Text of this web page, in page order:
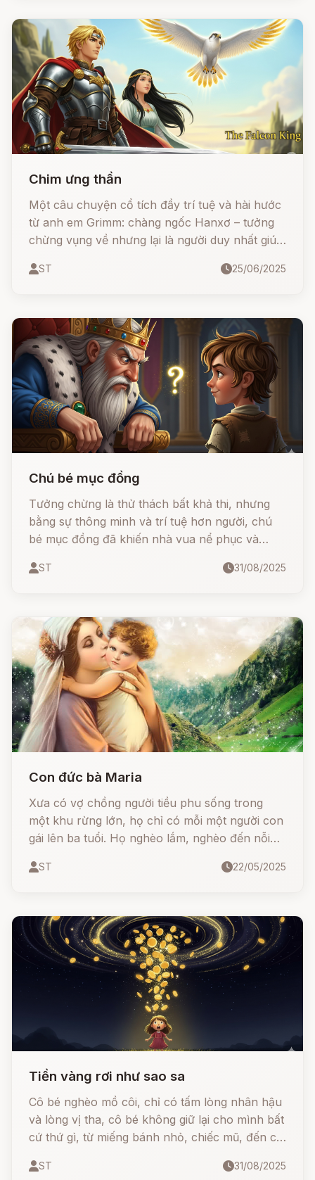
Chim ưng thần
Một câu chuyện cổ tích đầy trí tuệ và hài hước
từ anh em Grimm: chàng ngốc Hanxơ – tưởng
chừng vụng về nhưng lại là người duy nhất giúp
lừa nhà vua tham lam và cuối cùng cưới được
ST 25/06/2025
Chú bé mục đồng
Tưởng chừng là thử thách bất khả thi, nhưng
bằng sự thông minh và trí tuệ hơn người, chú
bé mục đồng đã khiến nhà vua nể phục và
vua.
ST 31/08/2025
Con đức bà Maria
Xưa có vợ chồng người tiều phu sống trong
một khu rừng lớn, họ chỉ có mỗi một người con
gái lên ba tuổi. Họ nghèo lắm, nghèo đến nỗi
lấy gì để nuôi con.Một buổi sáng kia, người tiều
trước mặt mình, người đàn bà ấy đầu đội vương
miện có những ngôi sao lấp lánh, bà nói:
ST 22/05/2025
Tiền vàng rơi như sao sa
Cô bé nghèo mồ côi, chỉ có tấm lòng nhân hậu
và lòng vị tha, cô bé không giữ lại cho mình bất
cứ thứ gì, từ miếng bánh nhỏ, chiếc mũ, đến cả
bầu trời đêm tỏa sáng và mưa xuống vô số tiền
ST 31/08/2025